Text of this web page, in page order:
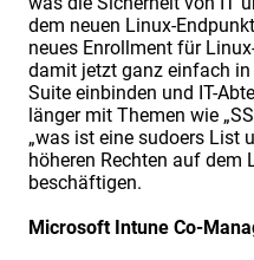
dem neuen Linux-
neues Enrollment für
damit jetzt ganz einfach
Suite einbinden und IT-
länger mit Themen wie
„was ist eine sudoers List
höheren Rechten auf dem
beschäftigen.
Microsoft Intune Co-